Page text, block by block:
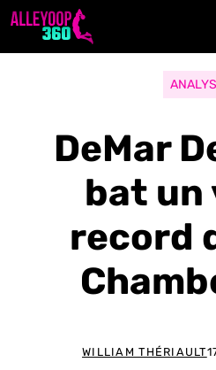
Aller
DeMar
bat un
record
WILLIAM THÉRIAULT